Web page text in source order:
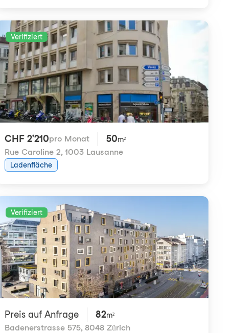
Verifiziert
CHF 2'210pro Monat 50m²
Rue Caroline 2, 1003 Lausanne
Ladenfläche
Verifiziert
Preis auf Anfrage 82m²
Badenerstrasse 575, 8048 Zürich